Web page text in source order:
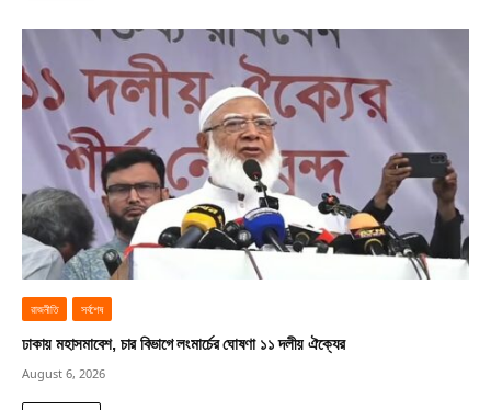
রাজনীতি সর্বশেষ
ঢাকায় মহাসমাবেশ, চার বিভাগে লংমার্চের ঘোষণা ১১ দলীয় ঐক্যের
August 6, 2026